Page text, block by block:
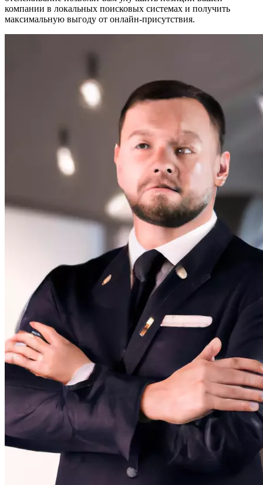
компании в локальных поисковых системах и получить
максимальную выгоду от онлайн-присутствия.